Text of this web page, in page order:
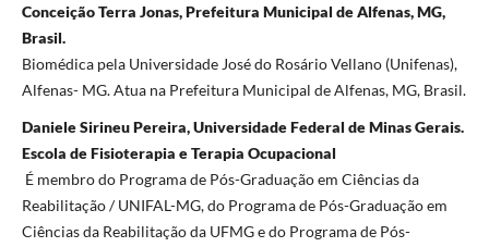
Conceição Terra Jonas, Prefeitura Municipal de Alfenas, MG,
Brasil.
Biomédica pela Universidade José do Rosário Vellano (Unifenas),
Alfenas- MG. Atua na Prefeitura Municipal de Alfenas, MG, Brasil.
Daniele Sirineu Pereira, Universidade Federal de Minas Gerais.
Escola de Fisioterapia e Terapia Ocupacional
É membro do Programa de Pós-Graduação em Ciências da
Reabilitação / UNIFAL-MG, do Programa de Pós-Graduação em
Ciências da Reabilitação da UFMG e do Programa de Pós-